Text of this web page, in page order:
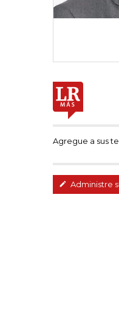
Agregue a sus
Administre